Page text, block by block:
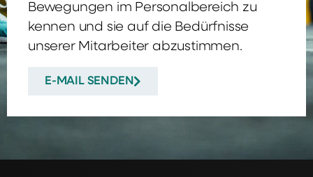
Bewegungen im Personalbereich zu
kennen und sie auf die Bedürfnisse
unserer Mitarbeiter abzustimmen.
E-MAIL SENDEN